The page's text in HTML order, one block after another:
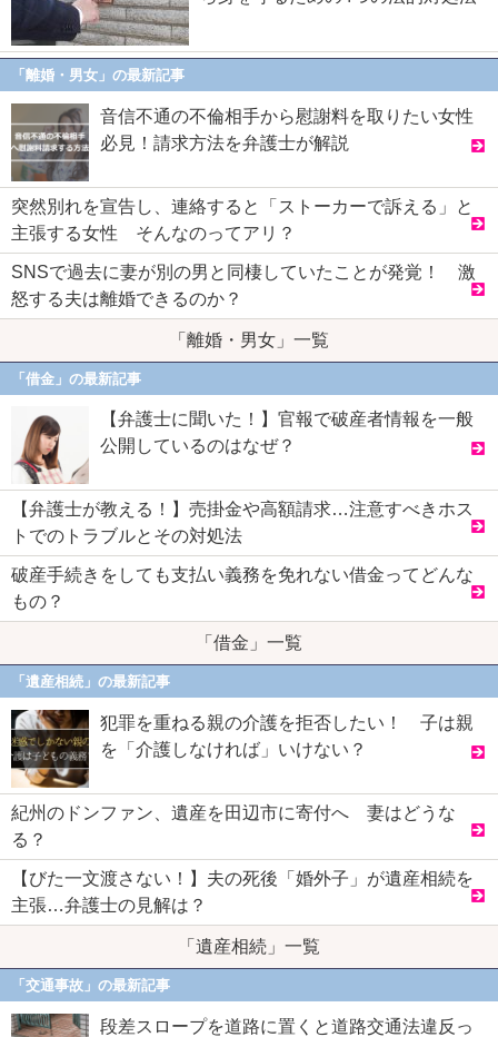
「離婚・男女」の最新記事
音信不通の不倫相手から慰謝料を取りたい女性
必見！請求方法を弁護士が解説
突然別れを宣告し、連絡すると「ストーカーで訴える」と
主張する女性 そんなのってアリ？
SNSで過去に妻が別の男と同棲していたことが発覚！ 激
怒する夫は離婚できるのか？
「離婚・男女」一覧
「借金」の最新記事
【弁護士に聞いた！】官報で破産者情報を一般
公開しているのはなぜ？
【弁護士が教える！】売掛金や高額請求…注意すべきホス
トでのトラブルとその対処法
破産手続きをしても支払い義務を免れない借金ってどんな
もの？
「借金」一覧
「遺産相続」の最新記事
犯罪を重ねる親の介護を拒否したい！ 子は親
を「介護しなければ」いけない？
紀州のドンファン、遺産を田辺市に寄付へ 妻はどうな
る？
【びた一文渡さない！】夫の死後「婚外子」が遺産相続を
主張…弁護士の見解は？
「遺産相続」一覧
「交通事故」の最新記事
段差スロープを道路に置くと道路交通法違反っ